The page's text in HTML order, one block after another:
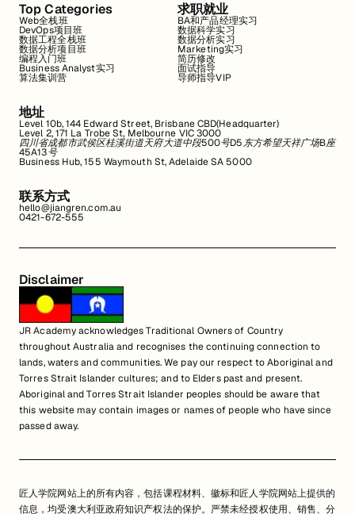
Top Categories
Web全栈班
DevOps项目班
数据工程全栈班
数据分析项目班
编程入门班
Business Analyst实习
算法集训营
求职就业
BA和产品经理实习
数据科学实习
数据分析实习
Marketing实习
简历修改
面试指导
导师指导VIP
地址
Level 10b, 144 Edward Street, Brisbane CBD(Headquarter)
Level 2, 171 La Trobe St, Melbourne VIC 3000
四川省成都市武侯区桂溪街道天府大道中段500号D5东方希望天祥广场B座
45A13号
Business Hub, 155 Waymouth St, Adelaide SA 5000
联系方式
hello@jiangren.com.au
0421-672-555
Disclaimer
JR Academy acknowledges Traditional Owners of Country
throughout Australia and recognises the continuing connection to
lands, waters and communities. We pay our respect to Aboriginal and
Torres Strait Islander cultures; and to Elders past and present.
Aboriginal and Torres Strait Islander peoples should be aware that
this website may contain images or names of people who have since
passed away.
匠人学院网站上的所有内容，包括课程材料、徽标和匠人学院网站上提供的
信息，均受澳大利亚政府知识产权法的保护。严禁未经授权使用、销售、分